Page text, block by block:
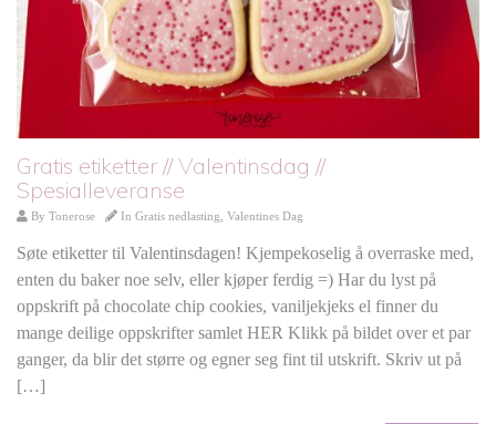
Gratis etiketter // Valentinsdag //
Spesialleveranse
By Tonerose In Gratis nedlasting Valentines Dag
Søte etiketter til Valentinsdagen! Kjempekoselig å overraske med,
enten du baker noe selv, eller kjøper ferdig =) Har du lyst på
oppskrift på chocolate chip cookies, vaniljekjeks el finner du
mange deilige oppskrifter samlet HER Klikk på bildet over et par
ganger, da blir det større og egner seg fint til utskrift. Skriv ut på
[…]